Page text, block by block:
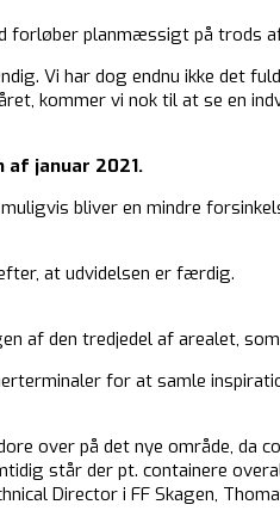
forløber planmæssigt på trods af
Vi har dog endnu ikke det
kommer vi nok til at se en
af januar 2021.
bliver en mindre
at udvidelsen er færdig.
af den tredjedel af arealet,
for at samle
over på det nye område, da
står der pt. containere
Director i FF Skagen,